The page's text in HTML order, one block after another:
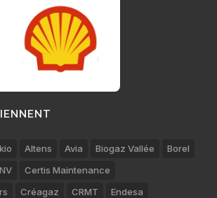
Altens Avia Biogaz Vallée
Borel
Certis Maintenance
Créagaz CRMT
Endesa